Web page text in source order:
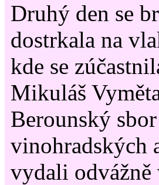
Druhý den se
dostrkala na
kde se
Mikuláš
Berounský
vinohradských
vydali odvážně